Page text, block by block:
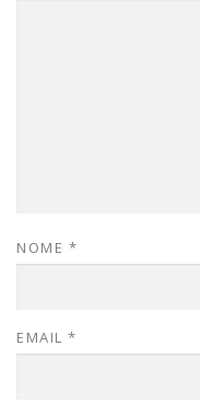
NOME *
EMAIL *